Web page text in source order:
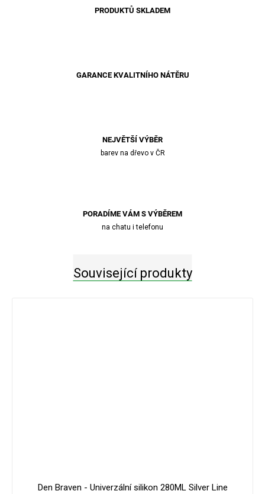
PRODUKTŮ SKLADEM
GARANCE KVALITNÍHO NÁTĚRU
NEJVĚTŠÍ VÝBĚR
barev na dřevo v ČR
PORADÍME VÁM S VÝBĚREM
na chatu i telefonu
Související produkty
Den Braven - Univerzální silikon 280ML Silver Line